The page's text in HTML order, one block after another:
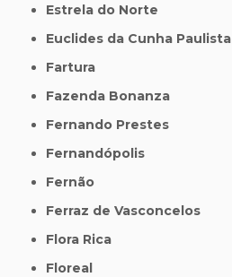
Estrela do Norte
Euclides da Cunha Paulista
Fartura
Fazenda Bonanza
Fernando Prestes
Fernandópolis
Fernão
Ferraz de Vasconcelos
Flora Rica
Floreal